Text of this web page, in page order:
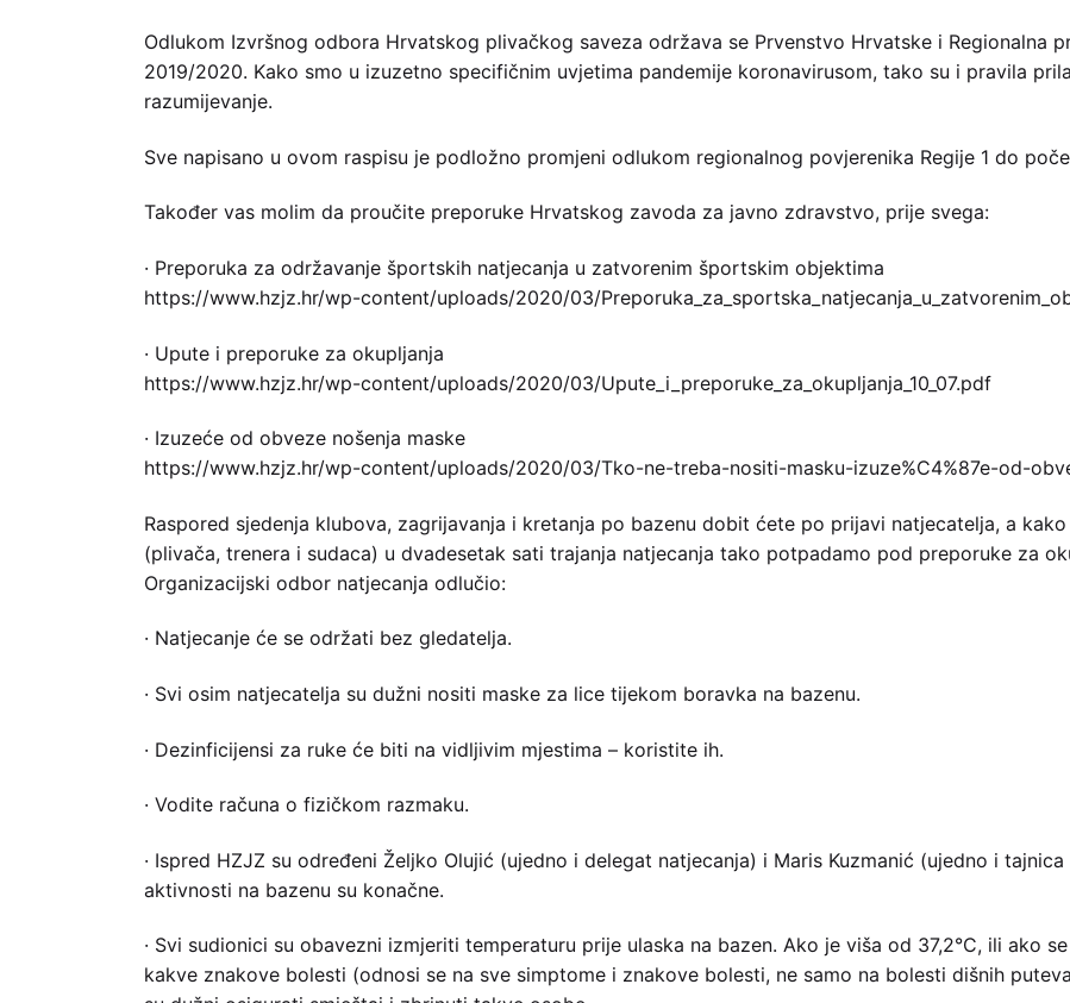
Odlukom Izvršnog odbora Hrvatskog plivačkog saveza održava se Prvenstvo Hrvatske i Regionalna
2019/2020. Kako smo u izuzetno specifičnim uvjetima pandemije koronavirusom, tako su i pravila
razumijevanje.
Sve napisano u ovom raspisu je podložno promjeni odlukom regionalnog povjerenika Regije 1 do
Također vas molim da proučite preporuke Hrvatskog zavoda za javno zdravstvo, prije svega:
· Preporuka za održavanje športskih natjecanja u zatvorenim športskim objektima
https://www.hzjz.hr/wp-content/uploads/2020/03/
· Upute i preporuke za okupljanja
https://www.hzjz.hr/wp-content/uploads/2020/03/Upute_i_preporuke_za_okupljanja_10_07.pdf
· Izuzeće od obveze nošenja maske
https://www.hzjz.hr/wp-content/uploads/2020/03/Tko-ne-treba-nositi-masku-izuze%C4%87e-od-
Raspored sjedenja klubova, zagrijavanja i kretanja po bazenu dobit ćete po prijavi natjecatelja, a
(plivača, trenera i sudaca) u dvadesetak sati trajanja natjecanja tako potpadamo pod preporuke za
Organizacijski odbor natjecanja odlučio:
· Natjecanje će se održati bez gledatelja.
· Svi osim natjecatelja su dužni nositi maske za lice tijekom boravka na bazenu.
· Dezinficijensi za ruke će biti na vidljivim mjestima – koristite ih.
· Vodite računa o fizičkom razmaku.
· Ispred HZJZ su određeni Željko Olujić (ujedno i delegat natjecanja) i Maris Kuzmanić (ujedno i
aktivnosti na bazenu su konačne.
· Svi sudionici su obavezni izmjeriti temperaturu prije ulaska na bazen. Ako je viša od 37,2°C, ili ako
kakve znakove bolesti (odnosi se na sve simptome i znakove bolesti, ne samo na bolesti dišnih